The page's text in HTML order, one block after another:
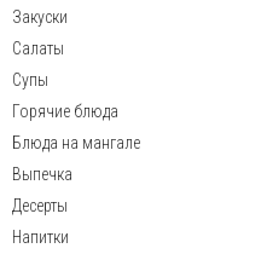
Закуски
Салаты
Супы
Горячие блюда
Блюда на мангале
Выпечка
Десерты
Напитки